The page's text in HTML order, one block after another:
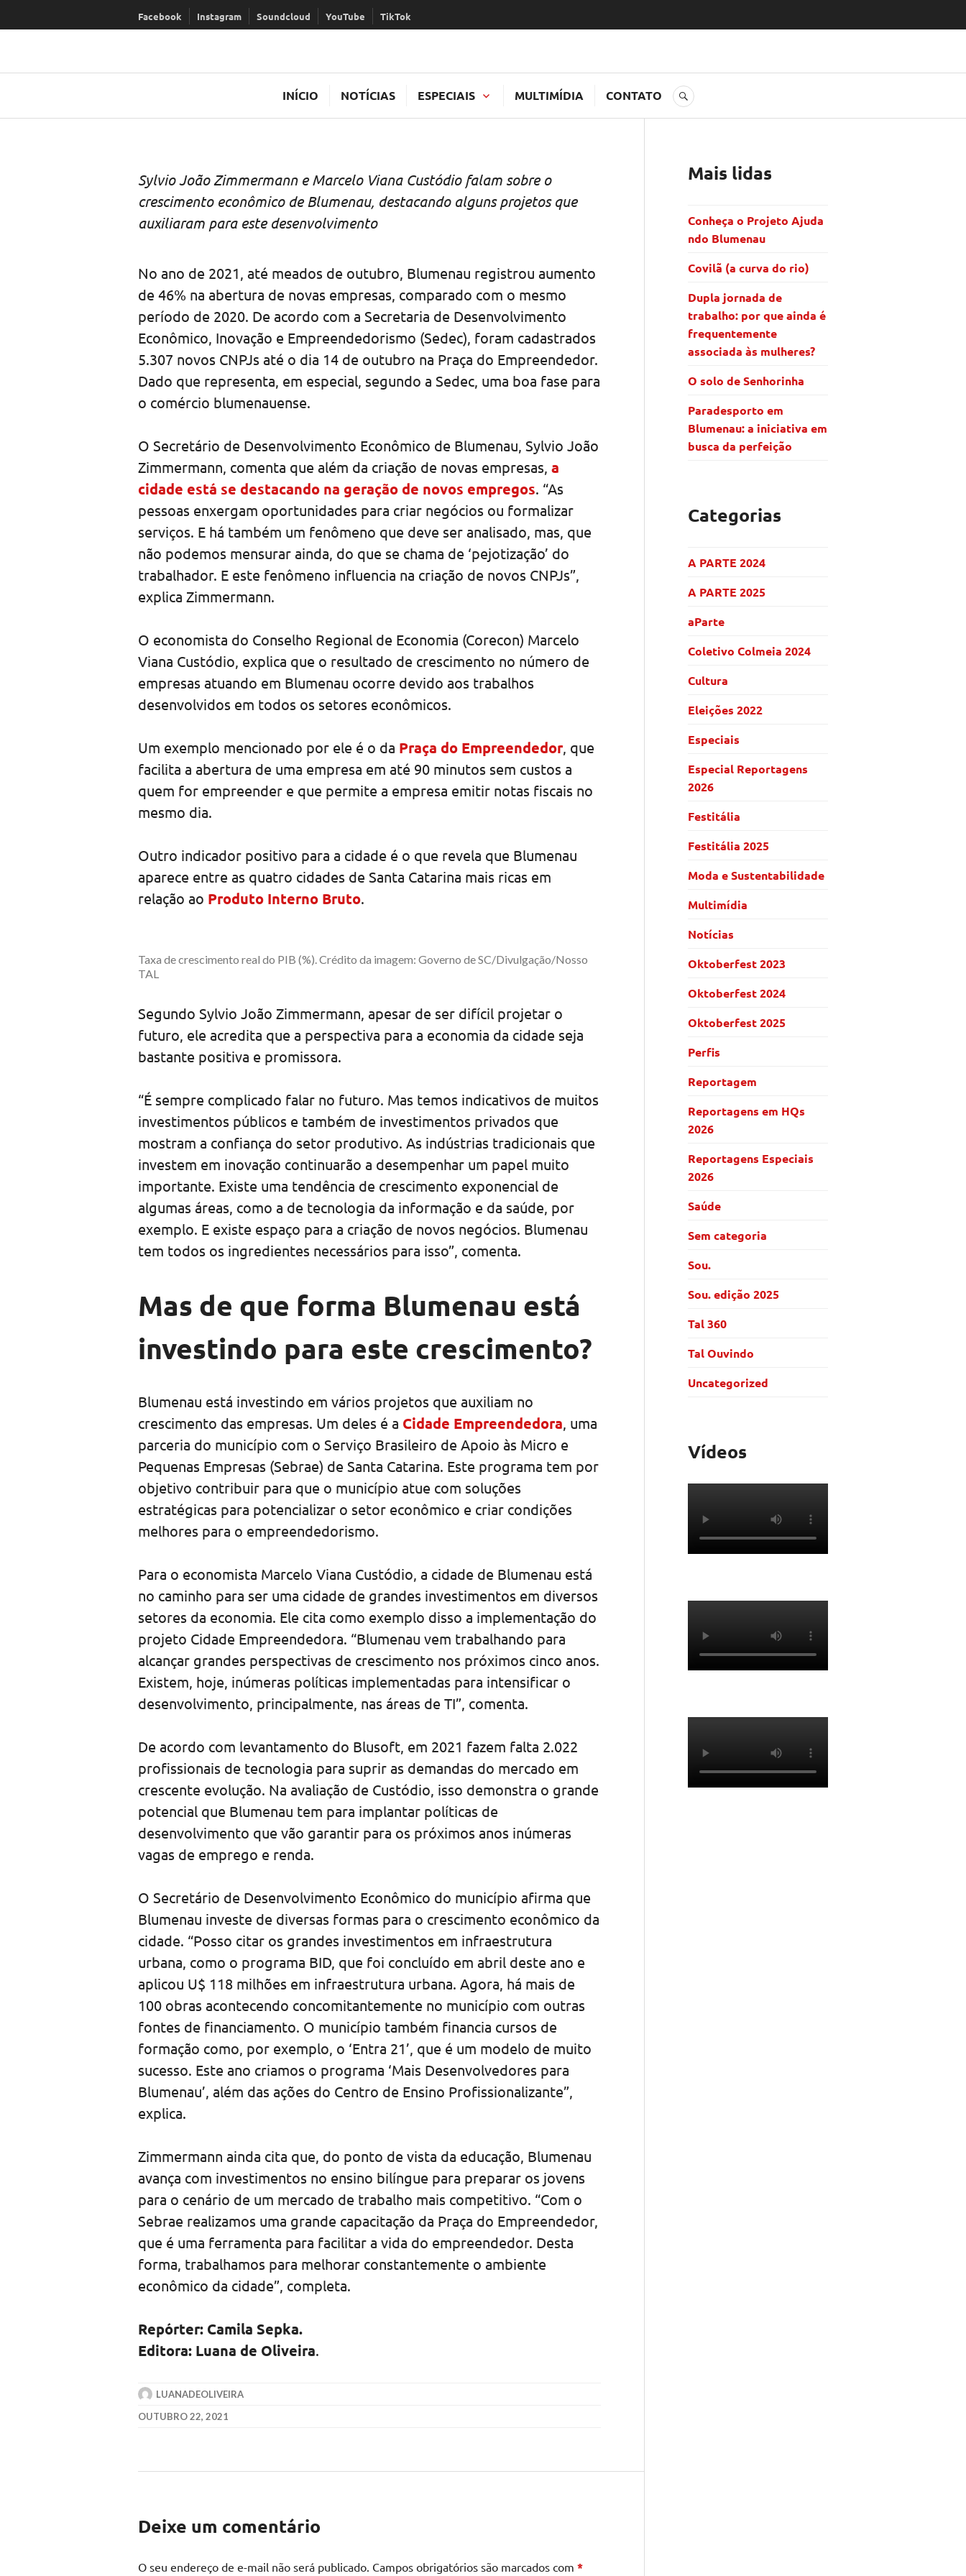
para
Facebook Instagram Soundcloud YouTube TikTok
INÍCIO NOTÍCIAS ESPECIAIS MULTIMÍDIA CONTATO BUSCA
Sylvio João Zimmermann e Marcelo Viana Custódio falam sobre o
crescimento econômico de Blumenau, destacando alguns projetos que
auxiliaram para este desenvolvimento
No ano de 2021, até meados de outubro, Blumenau registrou aumento
de 46% na abertura de novas empresas, comparado com o mesmo
período de 2020. De acordo com a Secretaria de Desenvolvimento
Econômico, Inovação e Empreendedorismo (Sedec), foram cadastrados
5.307 novos CNPJs até o dia 14 de outubro na Praça do Empreendedor.
Dado que representa, em especial, segundo a Sedec, uma boa fase para
o comércio blumenauense.
O Secretário de Desenvolvimento Econômico de Blumenau, Sylvio João
Zimmermann, comenta que além da criação de novas empresas, a
cidade está se destacando na geração de novos empregos. “As
pessoas enxergam oportunidades para criar negócios ou formalizar
serviços. E há também um fenômeno que deve ser analisado, mas, que
não podemos mensurar ainda, do que se chama de ‘pejotização’ do
trabalhador. E este fenômeno influencia na criação de novos CNPJs”,
explica Zimmermann.
O economista do Conselho Regional de Economia (Corecon) Marcelo
Viana Custódio, explica que o resultado de crescimento no número de
empresas atuando em Blumenau ocorre devido aos trabalhos
desenvolvidos em todos os setores econômicos.
Um exemplo mencionado por ele é o da Praça do Empreendedor, que
facilita a abertura de uma empresa em até 90 minutos sem custos a
quem for empreender e que permite a empresa emitir notas fiscais no
mesmo dia.
Outro indicador positivo para a cidade é o que revela que Blumenau
aparece entre as quatro cidades de Santa Catarina mais ricas em
relação ao Produto Interno Bruto.
Taxa de crescimento real do PIB (%). Crédito da imagem: Governo de SC/Divulgação/Nosso
TAL
Segundo Sylvio João Zimmermann, apesar de ser difícil projetar o
futuro, ele acredita que a perspectiva para a economia da cidade seja
bastante positiva e promissora.
“É sempre complicado falar no futuro. Mas temos indicativos de muitos
investimentos públicos e também de investimentos privados que
mostram a confiança do setor produtivo. As indústrias tradicionais que
investem em inovação continuarão a desempenhar um papel muito
importante. Existe uma tendência de crescimento exponencial de
algumas áreas, como a de tecnologia da informação e da saúde, por
exemplo. E existe espaço para a criação de novos negócios. Blumenau
tem todos os ingredientes necessários para isso”, comenta.
Mas de que forma Blumenau está
investindo para este crescimento?
Blumenau está investindo em vários projetos que auxiliam no
crescimento das empresas. Um deles é a Cidade Empreendedora, uma
parceria do município com o Serviço Brasileiro de Apoio às Micro e
Pequenas Empresas (Sebrae) de Santa Catarina. Este programa tem por
objetivo contribuir para que o município atue com soluções
estratégicas para potencializar o setor econômico e criar condições
melhores para o empreendedorismo.
Para o economista Marcelo Viana Custódio, a cidade de Blumenau está
no caminho para ser uma cidade de grandes investimentos em diversos
setores da economia. Ele cita como exemplo disso a implementação do
projeto Cidade Empreendedora. “Blumenau vem trabalhando para
alcançar grandes perspectivas de crescimento nos próximos cinco anos.
Existem, hoje, inúmeras políticas implementadas para intensificar o
desenvolvimento, principalmente, nas áreas de TI”, comenta.
De acordo com levantamento do Blusoft, em 2021 fazem falta 2.022
profissionais de tecnologia para suprir as demandas do mercado em
crescente evolução. Na avaliação de Custódio, isso demonstra o grande
potencial que Blumenau tem para implantar políticas de
desenvolvimento que vão garantir para os próximos anos inúmeras
vagas de emprego e renda.
O Secretário de Desenvolvimento Econômico do município afirma que
Blumenau investe de diversas formas para o crescimento econômico da
cidade. “Posso citar os grandes investimentos em infraestrutura
urbana, como o programa BID, que foi concluído em abril deste ano e
aplicou U$ 118 milhões em infraestrutura urbana. Agora, há mais de
100 obras acontecendo concomitantemente no município com outras
fontes de financiamento. O município também financia cursos de
formação como, por exemplo, o ‘Entra 21’, que é um modelo de muito
sucesso. Este ano criamos o programa ‘Mais Desenvolvedores para
Blumenau’, além das ações do Centro de Ensino Profissionalizante”,
explica.
Zimmermann ainda cita que, do ponto de vista da educação, Blumenau
avança com investimentos no ensino bilíngue para preparar os jovens
para o cenário de um mercado de trabalho mais competitivo. “Com o
Sebrae realizamos uma grande capacitação da Praça do Empreendedor,
que é uma ferramenta para facilitar a vida do empreendedor. Desta
forma, trabalhamos para melhorar constantemente o ambiente
econômico da cidade”, completa.
Repórter: Camila Sepka.
Editora: Luana de Oliveira.
LUANADEOLIVEIRA
OUTUBRO 22, 2021
Deixe um comentário
O seu endereço de e-mail não será publicado. Campos obrigatórios são marcados com *
Mais lidas
Conheça o Projeto Ajuda
ndo Blumenau
Covilã (a curva do rio)
Dupla jornada de
trabalho: por que ainda é
frequentemente
associada às mulheres?
O solo de Senhorinha
Paradesporto em
Blumenau: a iniciativa em
busca da perfeição
Categorias
A PARTE 2024
A PARTE 2025
aParte
Coletivo Colmeia 2024
Cultura
Eleições 2022
Especiais
Especial Reportagens
2026
Festitália
Festitália 2025
Moda e Sustentabilidade
Multimídia
Notícias
Oktoberfest 2023
Oktoberfest 2024
Oktoberfest 2025
Perfis
Reportagem
Reportagens em HQs
2026
Reportagens Especiais
2026
Saúde
Sem categoria
Sou.
Sou. edição 2025
Tal 360
Tal Ouvindo
Uncategorized
Vídeos